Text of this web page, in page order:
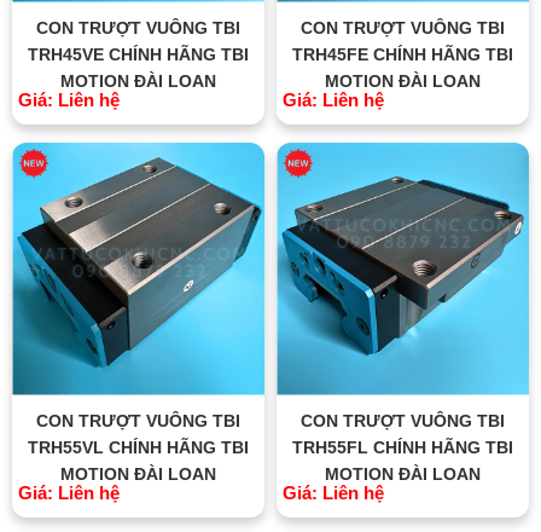
CON TRƯỢT VUÔNG TBI
TRH45VE CHÍNH HÃNG TBI
MOTION ĐÀI LOAN
Giá: Liên hệ
CON TRƯỢT VUÔNG TBI
TRH45FE CHÍNH HÃNG TBI
MOTION ĐÀI LOAN
Giá: Liên hệ
CON TRƯỢT VUÔNG TBI
TRH55VL CHÍNH HÃNG TBI
MOTION ĐÀI LOAN
Giá: Liên hệ
CON TRƯỢT VUÔNG TBI
TRH55FL CHÍNH HÃNG TBI
MOTION ĐÀI LOAN
Giá: Liên hệ